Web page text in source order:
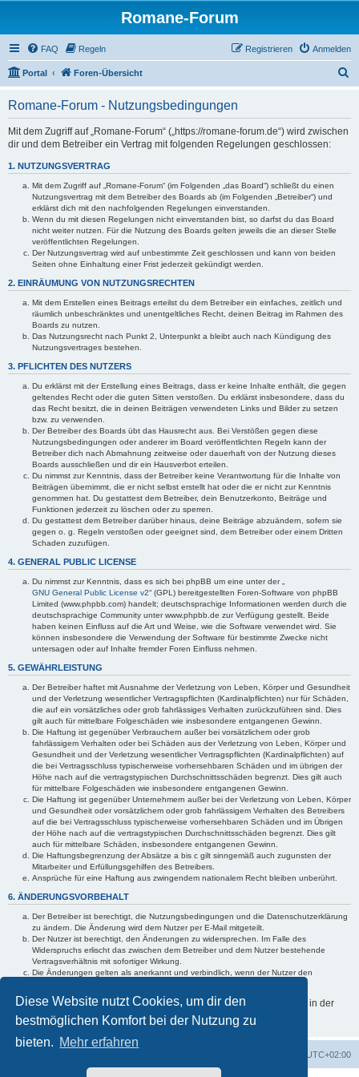
Diese Website nutzt Cookies, um dir den
bestmöglichen Komfort bei der Nutzung zu
bieten. Mehr erfahren
Romane-Forum
FAQ Regeln Anmelden
Registrieren
Portal Foren-Übersicht
Romane-Forum - Nutzungsbedingungen
Mit dem Zugriff auf „Romane-Forum“ („https://romane-forum.de“) wird zwischen
dir und dem Betreiber ein Vertrag mit folgenden Regelungen geschlossen:
1. NUTZUNGSVERTRAG
Mit dem Zugriff auf „Romane-Forum“ (im Folgenden „das Board“) schließt du einen
Nutzungsvertrag mit dem Betreiber des Boards ab (im Folgenden „Betreiber“) und
erklärst dich mit den nachfolgenden Regelungen einverstanden.
Wenn du mit diesen Regelungen nicht einverstanden bist, so darfst du das Board
nicht weiter nutzen. Für die Nutzung des Boards gelten jeweils die an dieser Stelle
veröffentlichten Regelungen.
Der Nutzungsvertrag wird auf unbestimmte Zeit geschlossen und kann von beiden
Seiten ohne Einhaltung einer Frist jederzeit gekündigt werden.
2. EINRÄUMUNG VON NUTZUNGSRECHTEN
Mit dem Erstellen eines Beitrags erteilst du dem Betreiber ein einfaches, zeitlich und
räumlich unbeschränktes und unentgeltliches Recht, deinen Beitrag im Rahmen des
Boards zu nutzen.
Das Nutzungsrecht nach Punkt 2, Unterpunkt a bleibt auch nach Kündigung des
Nutzungsvertrages bestehen.
3. PFLICHTEN DES NUTZERS
Du erklärst mit der Erstellung eines Beitrags, dass er keine Inhalte enthält, die gegen
geltendes Recht oder die guten Sitten verstoßen. Du erklärst insbesondere, dass du
das Recht besitzt, die in deinen Beiträgen verwendeten Links und Bilder zu setzen
bzw. zu verwenden.
Der Betreiber des Boards übt das Hausrecht aus. Bei Verstößen gegen diese
Nutzungsbedingungen oder anderer im Board veröffentlichten Regeln kann der
Betreiber dich nach Abmahnung zeitweise oder dauerhaft von der Nutzung dieses
Boards ausschließen und dir ein Hausverbot erteilen.
Du nimmst zur Kenntnis, dass der Betreiber keine Verantwortung für die Inhalte von
Beiträgen übernimmt, die er nicht selbst erstellt hat oder die er nicht zur Kenntnis
genommen hat. Du gestattest dem Betreiber, dein Benutzerkonto, Beiträge und
Funktionen jederzeit zu löschen oder zu sperren.
Du gestattest dem Betreiber darüber hinaus, deine Beiträge abzuändern, sofern sie
gegen o. g. Regeln verstoßen oder geeignet sind, dem Betreiber oder einem Dritten
Schaden zuzufügen.
4. GENERAL PUBLIC LICENSE
Du nimmst zur Kenntnis, dass es sich bei phpBB um eine unter der „
GNU General Public License v2“ (GPL) bereitgestellten Foren-Software von phpBB
Limited (www.phpbb.com) handelt; deutschsprachige Informationen werden durch die
deutschsprachige Community unter www.phpbb.de zur Verfügung gestellt. Beide
haben keinen Einfluss auf die Art und Weise, wie die Software verwendet wird. Sie
können insbesondere die Verwendung der Software für bestimmte Zwecke nicht
untersagen oder auf Inhalte fremder Foren Einfluss nehmen.
5. GEWÄHRLEISTUNG
Der Betreiber haftet mit Ausnahme der Verletzung von Leben, Körper und Gesundheit
und der Verletzung wesentlicher Vertragspflichten (Kardinalpflichten) nur für Schäden,
die auf ein vorsätzliches oder grob fahrlässiges Verhalten zurückzuführen sind. Dies
gilt auch für mittelbare Folgeschäden wie insbesondere entgangenen Gewinn.
Die Haftung ist gegenüber Verbrauchern außer bei vorsätzlichem oder grob
fahrlässigem Verhalten oder bei Schäden aus der Verletzung von Leben, Körper und
Gesundheit und der Verletzung wesentlicher Vertragspflichten (Kardinalpflichten) auf
die bei Vertragsschluss typischerweise vorhersehbaren Schäden und im übrigen der
Höhe nach auf die vertragstypischen Durchschnittsschäden begrenzt. Dies gilt auch
für mittelbare Folgeschäden wie insbesondere entgangenen Gewinn.
Die Haftung ist gegenüber Unternehmern außer bei der Verletzung von Leben, Körper
und Gesundheit oder vorsätzlichem oder grob fahrlässigem Verhalten des Betreibers
auf die bei Vertragsschluss typischerweise vorhersehbaren Schäden und im Übrigen
der Höhe nach auf die vertragstypischen Durchschnittsschäden begrenzt. Dies gilt
auch für mittelbare Schäden, insbesondere entgangenen Gewinn.
Die Haftungsbegrenzung der Absätze a bis c gilt sinngemäß auch zugunsten der
Mitarbeiter und Erfüllungsgehilfen des Betreibers.
Ansprüche für eine Haftung aus zwingendem nationalem Recht bleiben unberührt.
6. ÄNDERUNGSVORBEHALT
Der Betreiber ist berechtigt, die Nutzungsbedingungen und die Datenschutzerklärung
zu ändern. Die Änderung wird dem Nutzer per E-Mail mitgeteilt.
Der Nutzer ist berechtigt, den Änderungen zu widersprechen. Im Falle des
Widerspruchs erlischt das zwischen dem Betreiber und dem Nutzer bestehende
Vertragsverhältnis mit sofortiger Wirkung.
Die Änderungen gelten als anerkannt und verbindlich, wenn der Nutzer den
Informationen über den Umgang mit deinen persönlichen Daten sind in der
Datenschutzerklärung enthalten.
UTC+02:00